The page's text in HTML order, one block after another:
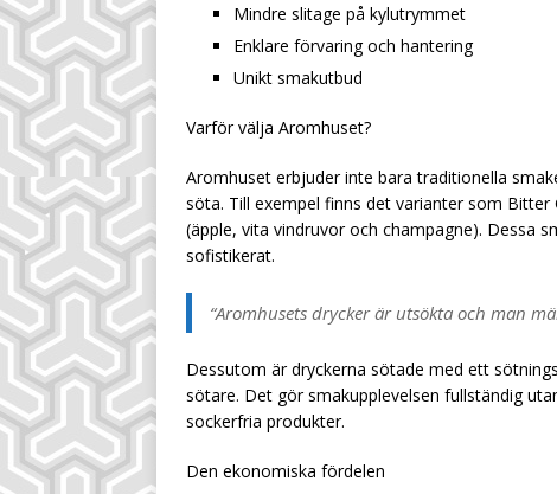
Mindre slitage på kylutrymmet
Enklare förvaring och hantering
Unikt smakutbud
Varför välja Aromhuset?
Aromhuset erbjuder inte bara traditionella
söta. Till exempel finns det varianter som
(äpple, vita vindruvor och champagne). Dessa
sofistikerat.
“Aromhusets drycker är utsökta och man
Dessutom är dryckerna sötade med ett
sötare. Det gör smakupplevelsen fullständig
sockerfria produkter.
Den ekonomiska fördelen